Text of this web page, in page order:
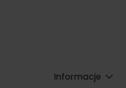
Informacje